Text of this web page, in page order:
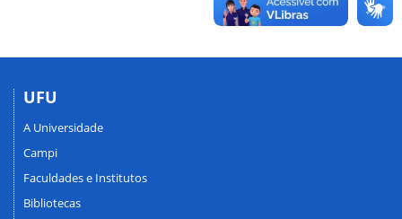
UFU
A Universidade
Campi
Faculdades e Institutos
Bibliotecas